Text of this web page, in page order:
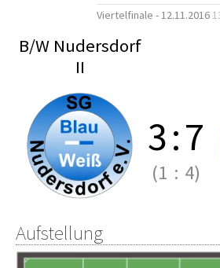
Viertelfinale - 12.11.2016
B/W Nudersdorf
II
3:7
(1 : 4)
Aufstellung